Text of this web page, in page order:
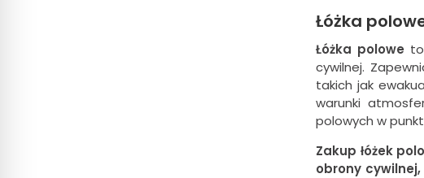
Łóżka
Łóżka polowe
cywilnej.
takich jak
warunki
polowych w
Zakup łóżek
obrony cywilnej,